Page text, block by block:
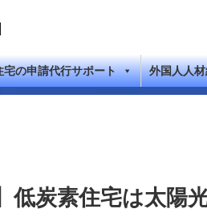
宅の申請代行サポート 外国人人
低炭素住宅は太陽